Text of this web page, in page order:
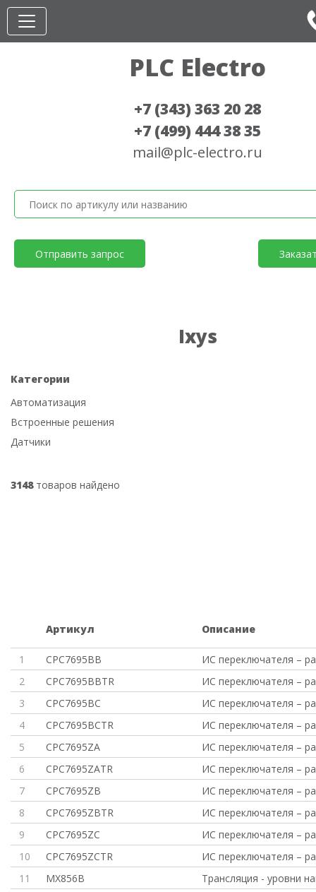
PLC Electro
+7 (343) 363 20 28
+7 (499) 444 38 35
mail@plc-electro.ru
Отправить запрос
Ixys
Категории
Автоматизация
Встроенные решения
Датчики
3148товаров найдено
Артикул Описание
1 CPC7695BB
ИС переключателя –
2
CPC7695BBTR
ИС переключателя –
3
CPC7695BC
ИС переключателя –
4
CPC7695BCTR
ИС переключателя –
5
CPC7695ZA
ИС переключателя –
6
CPC7695ZATR
ИС переключателя –
7
CPC7695ZB
ИС переключателя –
8
CPC7695ZBTR
ИС переключателя –
9
CPC7695ZC
ИС переключателя –
10
CPC7695ZCTR
ИС переключателя –
11
MX856B
Трансляция - уровни